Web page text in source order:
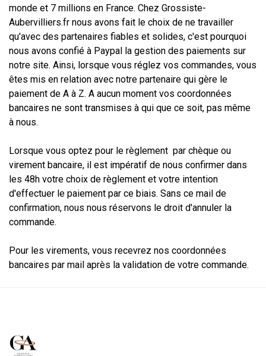
monde et 7 millions en France. Chez Grossiste-
Aubervilliers.fr nous avons fait le choix de ne travailler
qu'avec des partenaires fiables et solides, c'est pourquoi
nous avons confié à Paypal la gestion des paiements sur
notre site. Ainsi, lorsque vous réglez vos commandes, vous
êtes mis en relation avec notre partenaire qui gère le
paiement de A à Z. A aucun moment vos coordonnées
bancaires ne sont transmises à qui que ce soit, pas même
à nous.
Lorsque vous optez pour le règlement par chèque ou
virement bancaire, il est impératif de nous confirmer dans
les 48h votre choix de règlement et votre intention
d'effectuer le paiement par ce biais. Sans ce mail de
confirmation, nous nous réservons le droit d'annuler la
commande.
Pour les virements, vous recevrez nos coordonnées
bancaires par mail après la validation de votre commande.